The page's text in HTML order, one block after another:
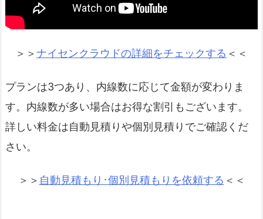
＞＞ナイセンクラウドの詳細をチェックする ＜＜
プランは3つあり、内線数に応じて金額が変わりま
す。内線数が多い場合はお得な割引もございます。
詳しい料金は自動見積りや個別見積りでご確認くだ
さい。
＞＞ 自動見積もり･個別見積もりを依頼する ＜＜